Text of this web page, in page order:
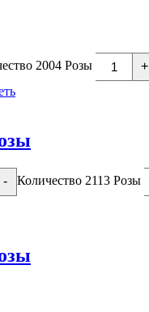
2004 Розы +
- Количество 2113 Розы